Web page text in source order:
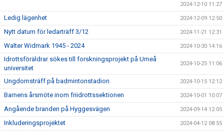
2024-12-10 11:27
Ledig lägenhet 2024-12-09 12:50
Nytt datum för ledarträff 3/12 2024-11-21 12:31
Walter Widmark 1945 - 2024 2024-10-30 14:16
Idrottsföräldrar sökes till forskningsprojekt på Umeå
universitet
2024-10-25 11:06
Ungdomsträff på badmintonstadion 2024-10-15 12:12
Barnens årsmöte inom friidrottssektionen 2024-10-01 10:07
Angående branden på Hyggesvägen 2024-09-14 12:05
Inkluderingsprojektet 2024-04-12 08:55